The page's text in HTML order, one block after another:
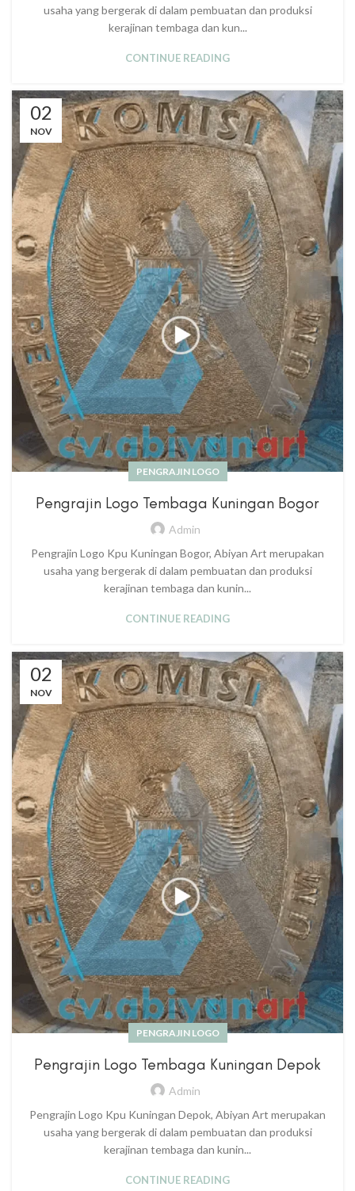
usaha yang bergerak di dalam pembuatan dan produksi
kerajinan tembaga dan kun...
CONTINUE READING
02
NOV
PENGRAJIN LOGO
Pengrajin Logo Tembaga Kuningan Bogor
Admin
Pengrajin Logo Kpu Kuningan Bogor, Abiyan Art merupakan
usaha yang bergerak di dalam pembuatan dan produksi
kerajinan tembaga dan kunin...
CONTINUE READING
02
NOV
PENGRAJIN LOGO
Pengrajin Logo Tembaga Kuningan Depok
Admin
Pengrajin Logo Kpu Kuningan Depok, Abiyan Art merupakan
usaha yang bergerak di dalam pembuatan dan produksi
kerajinan tembaga dan kunin...
CONTINUE READING